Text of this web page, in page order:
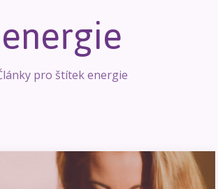
energie
pro štítek energie